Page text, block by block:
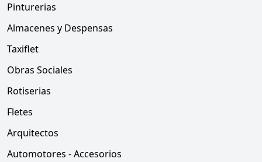
Pinturerias
Almacenes y Despensas
Taxiflet
Obras Sociales
Rotiserias
Fletes
Arquitectos
Automotores - Accesorios